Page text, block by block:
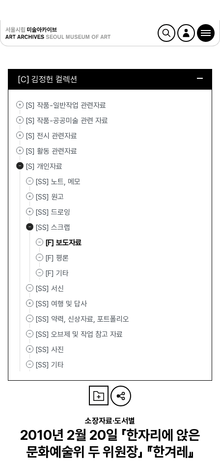
[C] 김정헌 컬렉션
[S] 작품-일반작업 관련자료
[S] 작품-공공미술 관련 자료
[S] 전시 관련자료
[S] 활동 관련자료
[S] 개인자료
[SS] 노트, 메모
[SS] 원고
[SS] 드로잉
[SS] 스크랩
[F] 보도자료
[F] 평론
[F] 기타
[SS] 서신
[SS] 여행 및 답사
[SS] 약력, 신상자료, 포트폴리오
[SS] 오브제 및 작업 참고 자료
[SS] 사진
[SS] 기타
소장자료·도서별
2010년 2월 20일 「한자리에 앉은
문화예술위 두 위원장」 『한겨레』